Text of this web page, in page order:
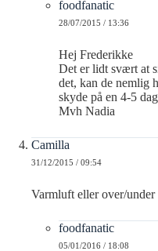
foodfanatic
28/07/2015 / 13:36
Hej Frederikke
Det er lidt svært at
det, kan de nemlig
skyde på en 4-5
Mvh Nadia
Camilla
31/12/2015 / 09:54
Varmluft eller over/under
foodfanatic
05/01/2016 / 18:08